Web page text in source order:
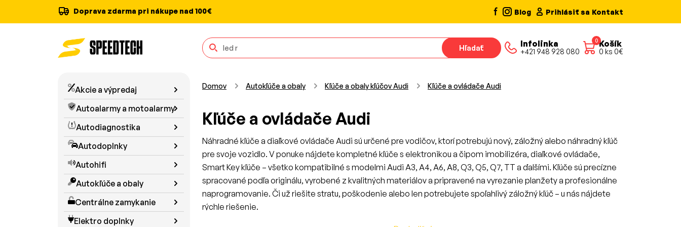
Doprava zdarma pri nákupe nad 100€ Blog Prihlásiť sa Kontakt
Hľadať Infolinka
+421 948 928 080
0Košík
0 ks 0€
Akcie a výpredaj
Autoalarmy a motoalarmy
Autodiagnostika
Autodoplnky
Autohifi
Autokľúče a obaly
Centrálne zamykanie
Elektro doplnky
Domov Autokľúče a obaly Kľúče a obaly kľúčov Audi Kľúče a ovládače Audi
Kľúče a ovládače Audi
Náhradné kľúče a diaľkové ovládače Audi sú určené pre vodičov, ktorí potrebujú nový, záložný alebo náhradný kľúč
pre svoje vozidlo. V ponuke nájdete kompletné kľúče s elektronikou a čipom imobilizéra, diaľkové ovládače,
Smart Key kľúče – všetko kompatibilné s modelmi Audi A3, A4, A6, A8, Q3, Q5, Q7, TT a ďalšími. Kľúče sú precízne
spracované podľa originálu, vyrobené z kvalitných materiálov a pripravené na vyrezanie planžety a profesionálne
naprogramovanie. Či už riešite stratu, poškodenie alebo len potrebujete spoľahlivý záložný kľúč – u nás nájdete
rýchle riešenie.